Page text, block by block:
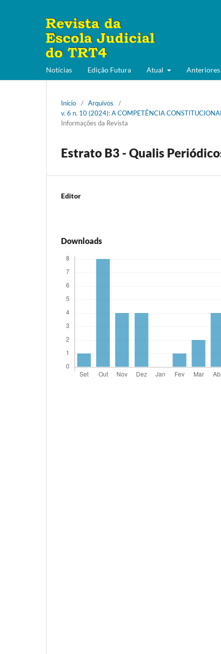
Notícias Edição Futura Atual Anteriores
Início / Arquivos
/
v. 6 n. 10 (2024): A COMPETÊNCIA
Informações da Revista
Estrato B3 - Qualis
Editor
Downloads